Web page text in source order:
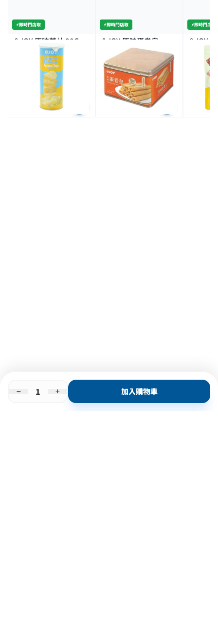
⚡️即時門店取
&JOY-原味薯片 80G
全場買4送1(共選5件商品)
⚡️即時門店取
&JOY-原味蛋卷皇
$39.9
全場買4送1(共選5件商品)
⚡️即時門店取
&JOY-
$29.9
加入購物車